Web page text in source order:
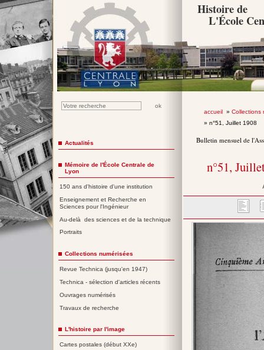
Histoire de
L'École
accueil» Collections
» n°51, Juillet 1908
Bulletin mensuel de
n°51,
Actualités
Mémoire de l'École Centrale de
Lyon
150 ans d'histoire d'une institution
Enseignement et Recherche en
Sciences pour l'Ingénieur
Au-delà des sciences et de la technique
Portraits
Collections numérisées
Revue Technica (jusqu'en 1947)
Technica - sélection d'articles récents
Ouvrages numérisés
Travaux de recherche
L'histoire par l'image
Cartes postales (début XXe)